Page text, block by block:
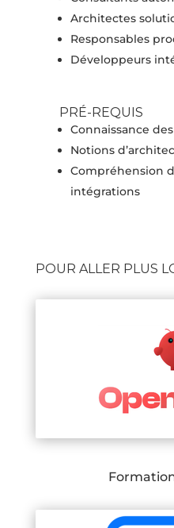
Architectes
Responsables
Développeurs
PRÉ-REQUIS
Connaissance
Notions
Compréhension
intégrations
POUR ALLER PLUS